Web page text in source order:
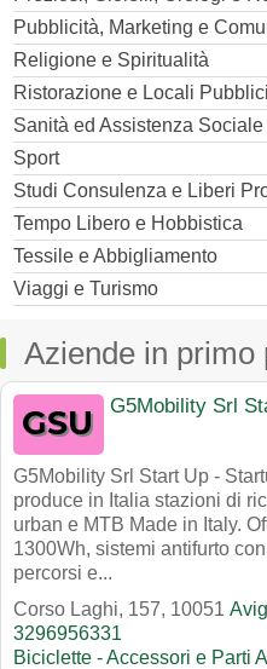
Pubblicità, Marketing e
Religione e Spiritualità
Ristorazione e Locali Pubblici
Sanità ed Assistenza Sociale
Sport
Studi Consulenza e Liberi
Tempo Libero e Hobbistica
Tessile e Abbigliamento
Viaggi e Turismo
Aziende in primo
G5Mobility Srl
G5Mobility Srl Start Up -
produce in Italia stazioni di
urban e MTB Made in Italy.
1300Wh, sistemi antifurto
percorsi e...
Corso Laghi, 157, 10051
3296956331
Biciclette - Accessori e Parti